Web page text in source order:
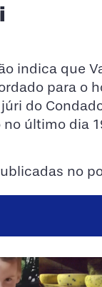
indica que
para o
do
último dia
no